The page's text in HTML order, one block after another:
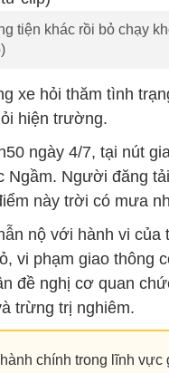
tiện khác rồi bỏ chạy
xe hỏi thăm tình
hiện trường.
ngày 4/7, tại nút
Ngầm. Người đăng
này trời có mưa
nộ với hành vi của
vi phạm giao thông
đề nghị cơ quan
trừng trị nghiêm.
chính trong lĩnh vực